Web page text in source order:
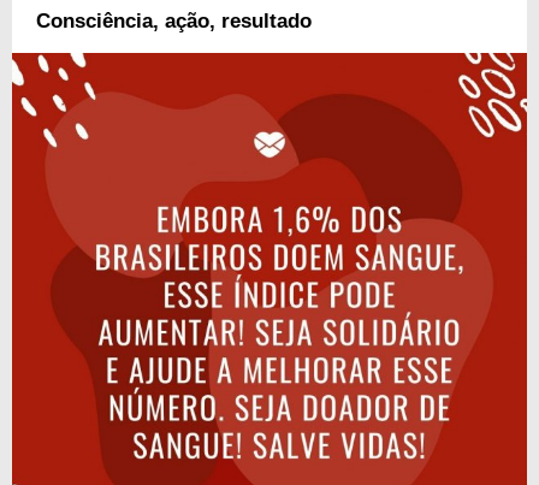
Consciência, ação, resultado